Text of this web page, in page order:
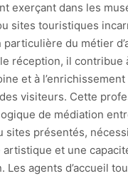
exerçant dans les
sites touristiques
particulière du métier
réception, il contribue
et à l’enrichissement
visiteurs. Cette
de médiation
présentés,
et une
Les agents d’accueil